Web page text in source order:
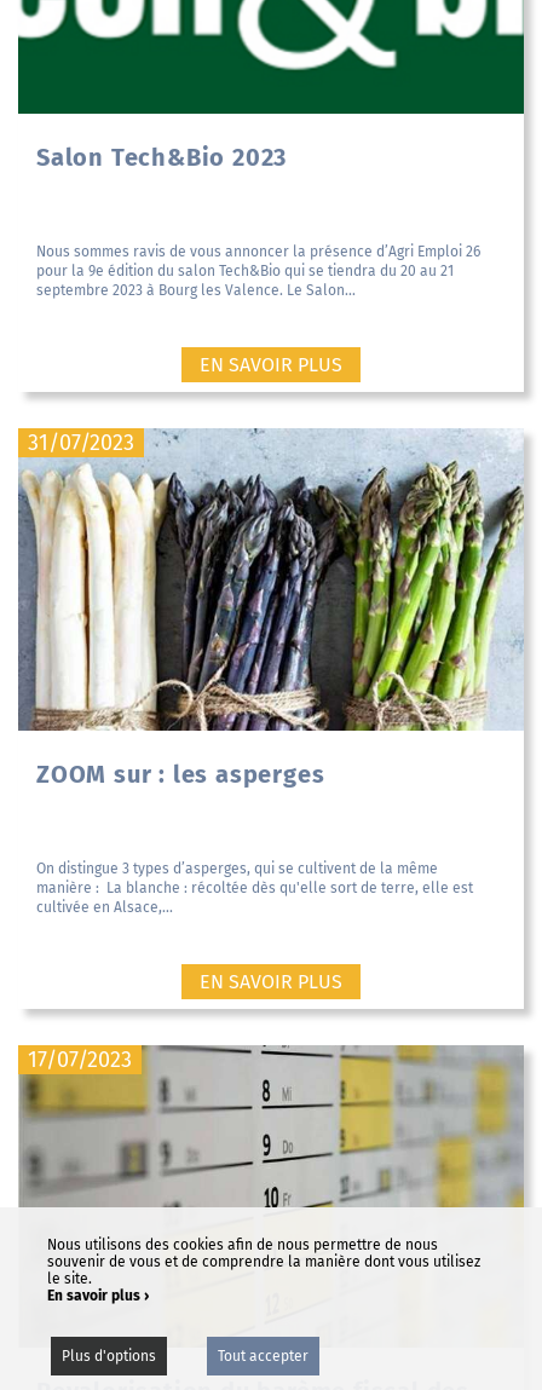
Nous utilisons des cookies afin de nous permettre de nous
souvenir de vous et de comprendre la manière dont vous utilisez
le site.
En savoir plus ›
Plus d'options Tout accepter
Salon Tech&Bio 2023
Nous sommes ravis de vous annoncer la présence d’Agri Emploi 26
pour la 9e édition du salon Tech&Bio qui se tiendra du 20 au 21
septembre 2023 à Bourg les Valence. Le Salon...
EN SAVOIR PLUS
31/07/2023
ZOOM sur : les asperges
On distingue 3 types d’asperges, qui se cultivent de la même
manière : La blanche : récoltée dès qu'elle sort de terre, elle est
cultivée en Alsace,...
EN SAVOIR PLUS
17/07/2023